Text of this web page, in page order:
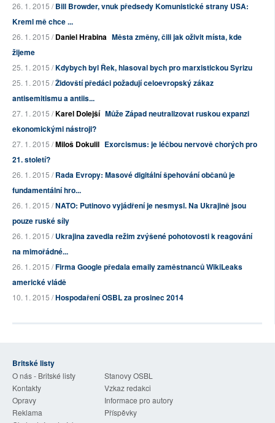
26. 1. 2015 /Bill Browder, vnuk předsedy Komunistické strany USA:
Kreml mě chce ...
26. 1. 2015 /Daniel Hrabina Města změny, čili jak oživit místa, kde
žijeme
25. 1. 2015 /Kdybych byl Řek, hlasoval bych pro marxistickou Syrizu
25. 1. 2015 /Židovští předáci požadují celoevropský zákaz
antisemitismu a antiis...
27. 1. 2015 /Karel Dolejší Může Západ neutralizovat ruskou expanzi
ekonomickými nástroji?
27. 1. 2015 /Miloš Dokulil Exorcismus: je léčbou nervově chorých pro
21. století?
26. 1. 2015 /Rada Evropy: Masové digitální špehování občanů je
fundamentální hro...
26. 1. 2015 /NATO: Putinovo vyjádření je nesmysl. Na Ukrajině jsou
pouze ruské síly
26. 1. 2015 /Ukrajina zavedla režim zvýšené pohotovosti k reagování
na mimořádné...
26. 1. 2015 /Firma Google předala emaily zaměstnanců WikiLeaks
americké vládě
10. 1. 2015 /Hospodaření OSBL za prosinec 2014
Britské listy
O nás - Britské listy
Stanovy OSBL
Kontakty
Vzkaz redakci
Opravy
Informace pro autory
Reklama
Příspěvky